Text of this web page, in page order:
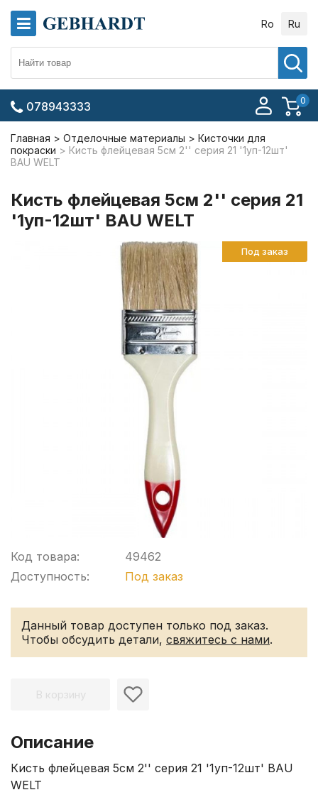
Ro Ru
0
078943333
Главная Отделочные материалы
Кисточки для
покраски
Кисть флейцевая 5см 2'' серия 21 '1уп-12шт'
BAU WELT
Кисть флейцевая 5см 2'' серия 21
'1уп-12шт' BAU WELT
Под заказ
Код товара:
Доступность:
49462
Под заказ
Данный товар доступен только под заказ.
Чтобы обсудить детали, свяжитесь с нами.
В корзину
Описание
Кисть флейцевая 5см 2'' серия 21 '1уп-12шт' BAU
WELT